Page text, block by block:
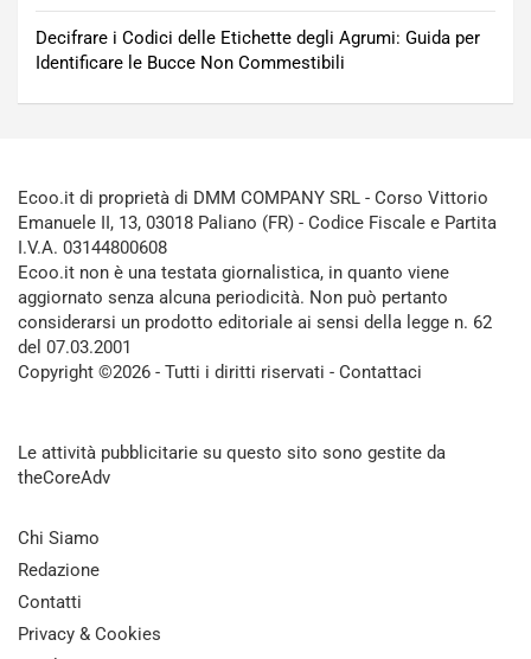
Decifrare i Codici delle Etichette degli Agrumi: Guida per
Identificare le Bucce Non Commestibili
Ecoo.it di proprietà di DMM COMPANY SRL - Corso Vittorio
Emanuele II, 13, 03018 Paliano (FR) - Codice Fiscale e Partita
I.V.A. 03144800608
Ecoo.it non è una testata giornalistica, in quanto viene
aggiornato senza alcuna periodicità. Non può pertanto
considerarsi un prodotto editoriale ai sensi della legge n. 62
del 07.03.2001
Copyright ©2026 - Tutti i diritti riservati - Contattaci
Le attività pubblicitarie su questo sito sono gestite da
theCoreAdv
Chi Siamo
Redazione
Contatti
Privacy & Cookies